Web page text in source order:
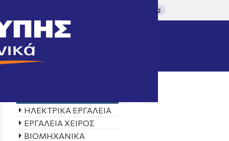
ΤΗΛΕΦΩΝΙΚΕΣ ΠΑΡΑΓΓΕΛΙΕΣ 2610 325 012
/
ΗΛΕΚΤΡΙΚΑ ΕΡΓΑΛΕΙΑ
ΕΡΓΑΛΕΙΑ ΧΕΙΡΟΣ
ΒΙΟΜΗΧΑΝΙΚΑ